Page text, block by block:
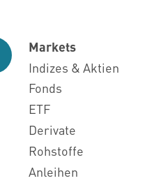
Markets
Indizes & Aktien
Fonds
ETF
Derivate
Rohstoffe
Anleihen